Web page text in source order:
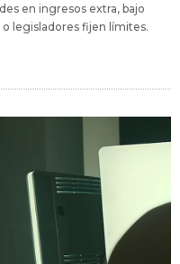
en ingresos extra, bajo
legisladores fijen límites.